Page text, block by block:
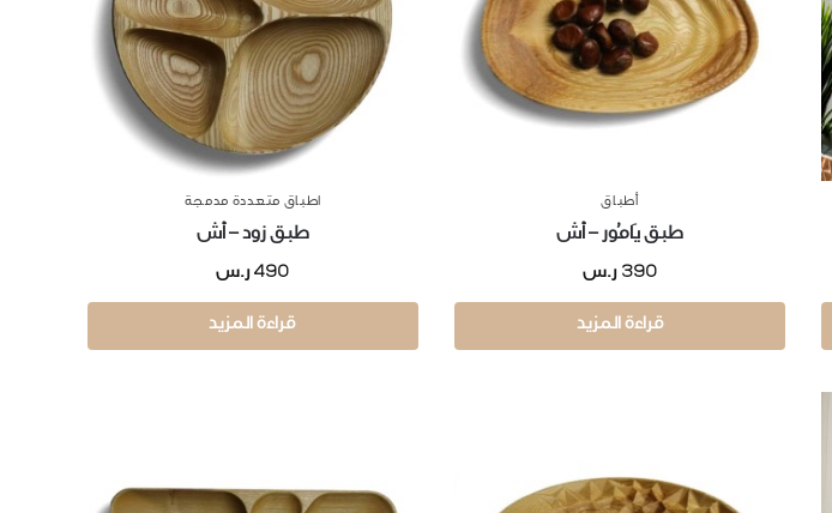
أطباق
طبق يَامُور – أش
390 ر.س
قراءة المزيد
اطباق متعددة مدمجة
طبق زود – أش
490 ر.س
قراءة المزيد